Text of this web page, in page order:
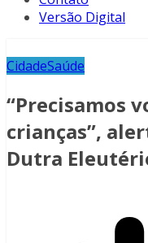
Versão Digital
CidadeSaúde
“Precisamos
crianças”,
Dutra